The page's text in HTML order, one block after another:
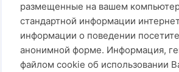
размещенные на вашем
стандартной информации
информации о поведении
анонимной форме. Информация,
файлом cookie об использовании